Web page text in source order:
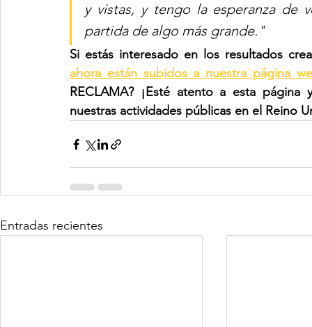
y vistas, y tengo la esperanza de
partida de algo más grande."
Si estás interesado en los resultados
ahora están subidos a nuestra página
RECLAMA? ¡Esté atento a esta
nuestras actividades públicas en el Reino
Entradas recientes